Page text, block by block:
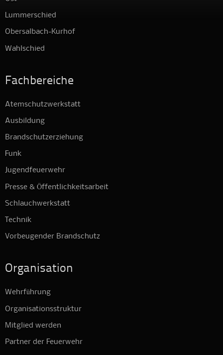
Lummerschied
Obersalbach-Kurhof
Wahlschied
Fachbereiche
Atemschutzwerkstatt
Ausbildung
Brandschutzerziehung
Funk
Jugendfeuerwehr
Presse & Öffentlichkeitsarbeit
Schlauchwerkstatt
Technik
Vorbeugender Brandschutz
Organisation
Wehrführung
Organisationsstruktur
Mitglied werden
Partner der Feuerwehr